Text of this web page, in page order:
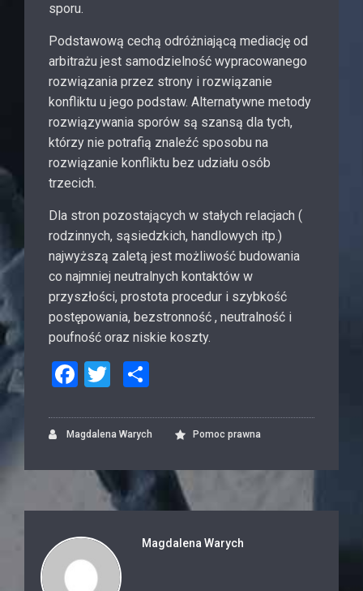
sporu.
Podstawową cechą odróżniającą mediację od
arbitrażu jest samodzielność wypracowanego
rozwiązania przez strony i rozwiązanie
konfliktu u jego podstaw. Alternatywne metody
rozwiązywania sporów są szansą dla tych,
którzy nie potrafią znaleźć sposobu na
rozwiązanie konfliktu bez udziału osób
trzecich.
Dla stron pozostających w stałych relacjach (
rodzinnych, sąsiedzkich, handlowych itp.)
najwyższą zaletą jest możliwość budowania
co najmniej neutralnych kontaktów w
przyszłości, prostota procedur i szybkość
postępowania, bezstronność , neutralność i
poufność oraz niskie koszty.
F
c
e
b
o
o
k
T
tt d
el
si
ę
Magdalena Warych Pomoc prawna
Magdalena Warych